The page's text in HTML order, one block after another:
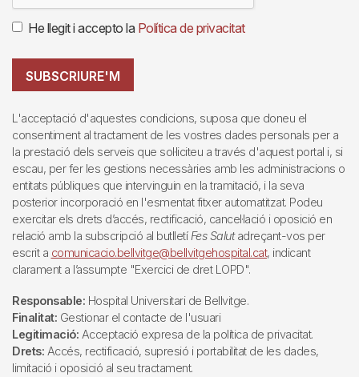
He llegit i accepto la Política de privacitat
SUBSCRIURE'M
L'acceptació d'aquestes condicions, suposa que doneu el
consentiment al tractament de les vostres dades personals per a
la prestació dels serveis que sol·liciteu a través d'aquest portal i, si
escau, per fer les gestions necessàries amb les administracions o
entitats públiques que intervinguin en la tramitació, i la seva
posterior incorporació en l'esmentat fitxer automatitzat. Podeu
exercitar els drets d’accés, rectificació, cancel·lació i oposició en
relació amb la subscripció al butlletí Fes Salutadreçant-vos per
escrit a comunicacio.bellvitge@bellvitgehospital.cat, indicant
clarament a l’assumpte "Exercici de dret LOPD".
Responsable: Hospital Universitari de Bellvitge.
Finalitat: Gestionar el contacte de l'usuari
Legitimació: Acceptació expresa de la política de privacitat.
Drets: Accés, rectificació, supresió i portabilitat de les dades,
limitació i oposició al seu tractament.